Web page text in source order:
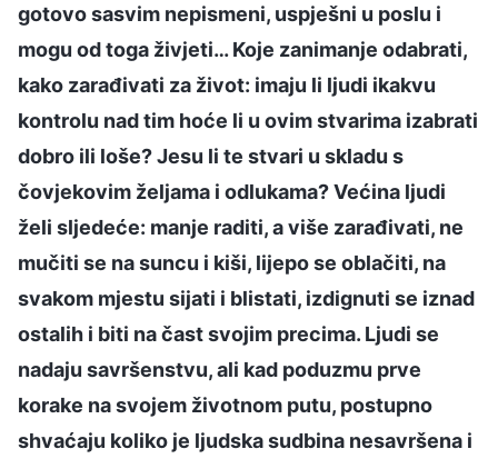
gotovo sasvim nepismeni, uspješni u poslu i
mogu od toga živjeti… Koje zanimanje odabrati,
kako zarađivati za život: imaju li ljudi ikakvu
kontrolu nad tim hoće li u ovim stvarima izabrati
dobro ili loše? Jesu li te stvari u skladu s
čovjekovim željama i odlukama? Većina ljudi
želi sljedeće: manje raditi, a više zarađivati, ne
mučiti se na suncu i kiši, lijepo se oblačiti, na
svakom mjestu sijati i blistati, izdignuti se iznad
ostalih i biti na čast svojim precima. Ljudi se
nadaju savršenstvu, ali kad poduzmu prve
korake na svojem životnom putu, postupno
shvaćaju koliko je ljudska sudbina nesavršena i